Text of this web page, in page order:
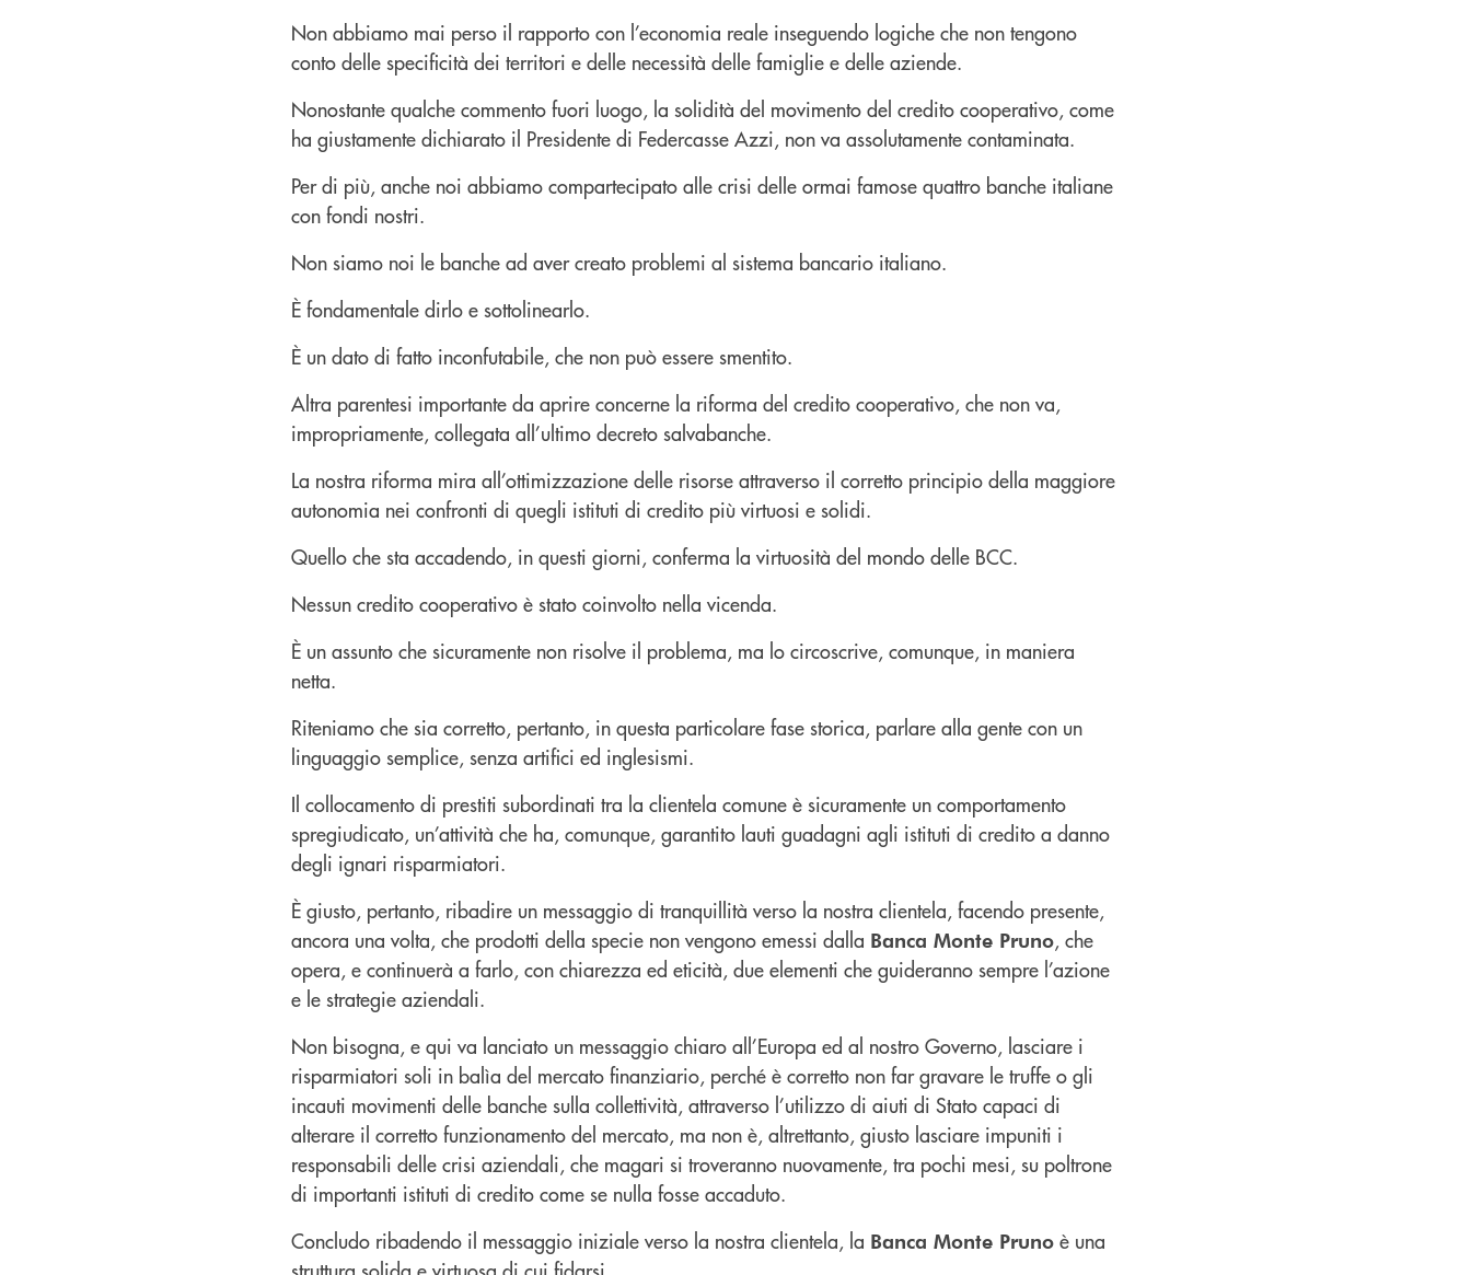
Non abbiamo mai perso il rapporto con l’economia reale inseguendo logiche che non tengono
conto delle specificità dei territori e delle necessità delle famiglie e delle aziende.
Nonostante qualche commento fuori luogo, la solidità del movimento del credito cooperativo, come
ha giustamente dichiarato il Presidente di Federcasse Azzi, non va assolutamente contaminata.
Per di più, anche noi abbiamo compartecipato alle crisi delle ormai famose quattro banche italiane
con fondi nostri.
Non siamo noi le banche ad aver creato problemi al sistema bancario italiano.
È fondamentale dirlo e sottolinearlo.
È un dato di fatto inconfutabile, che non può essere smentito.
Altra parentesi importante da aprire concerne la riforma del credito cooperativo, che non va,
impropriamente, collegata all’ultimo decreto salvabanche.
La nostra riforma mira all’ottimizzazione delle risorse attraverso il corretto principio della maggiore
autonomia nei confronti di quegli istituti di credito più virtuosi e solidi.
Quello che sta accadendo, in questi giorni, conferma la virtuosità del mondo delle BCC.
Nessun credito cooperativo è stato coinvolto nella vicenda.
È un assunto che sicuramente non risolve il problema, ma lo circoscrive, comunque, in maniera
netta.
Riteniamo che sia corretto, pertanto, in questa particolare fase storica, parlare alla gente con un
linguaggio semplice, senza artifici ed inglesismi.
Il collocamento di prestiti subordinati tra la clientela comune è sicuramente un comportamento
spregiudicato, un’attività che ha, comunque, garantito lauti guadagni agli istituti di credito a danno
degli ignari risparmiatori.
È giusto, pertanto, ribadire un messaggio di tranquillità verso la nostra clientela, facendo presente,
ancora una volta, che prodotti della specie non vengono emessi dalla Banca Monte Pruno, che
opera, e continuerà a farlo, con chiarezza ed eticità, due elementi che guideranno sempre l’azione
e le strategie aziendali.
Non bisogna, e qui va lanciato un messaggio chiaro all’Europa ed al nostro Governo, lasciare i
risparmiatori soli in balìa del mercato finanziario, perché è corretto non far gravare le truffe o gli
incauti movimenti delle banche sulla collettività, attraverso l’utilizzo di aiuti di Stato capaci di
alterare il corretto funzionamento del mercato, ma non è, altrettanto, giusto lasciare impuniti i
responsabili delle crisi aziendali, che magari si troveranno nuovamente, tra pochi mesi, su poltrone
di importanti istituti di credito come se nulla fosse accaduto.
Concludo ribadendo il messaggio iniziale verso la nostra clientela, la Banca Monte Pruno è una